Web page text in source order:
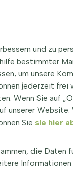
Acer (Ahorn) (alle
anzeigen)
Blütenfarbe
Lila, Rot
Standort
Halbschatten
und zu
bestimmter
um unsere
jederzeit frei
Wenn Sie auf
unserer
Sie sie hier
die Daten